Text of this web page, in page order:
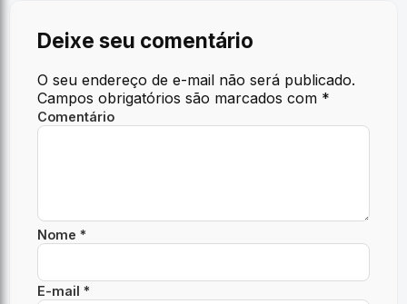
Deixe seu comentário
O seu endereço de e-mail não será publicado.
Campos obrigatórios são marcados com *
Comentário
Nome *
E-mail *